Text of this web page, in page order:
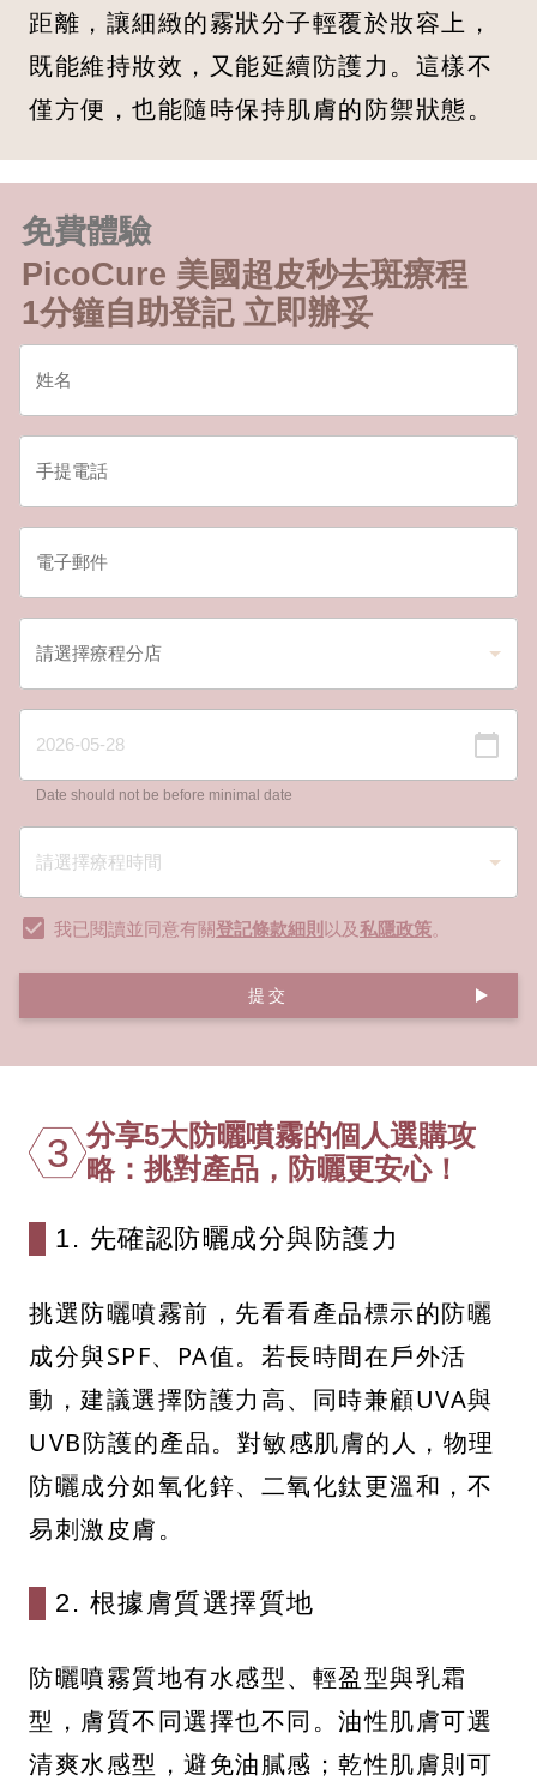
距離，讓細緻的霧狀分子輕覆於妝容上，
既能維持妝效，又能延續防護力。這樣不
僅方便，也能隨時保持肌膚的防禦狀態。
免費體驗
PicoCure 美國超皮秒去斑療程
1分鐘自助登記 立即辦妥
Date should not be before minimal date
我已閱讀並同意有關登記條款細則 以及私隱政策。
提交
3 分享5大防曬噴霧的個人選購攻
略：挑對產品，防曬更安心！
1. 先確認防曬成分與防護力
挑選防曬噴霧前，先看看產品標示的防曬
成分與SPF、PA值。若長時間在戶外活
動，建議選擇防護力高、同時兼顧UVA與
UVB防護的產品。對敏感肌膚的人，物理
防曬成分如氧化鋅、二氧化鈦更溫和，不
易刺激皮膚。
2. 根據膚質選擇質地
防曬噴霧質地有水感型、輕盈型與乳霜
型，膚質不同選擇也不同。油性肌膚可選
清爽水感型，避免油膩感；乾性肌膚則可